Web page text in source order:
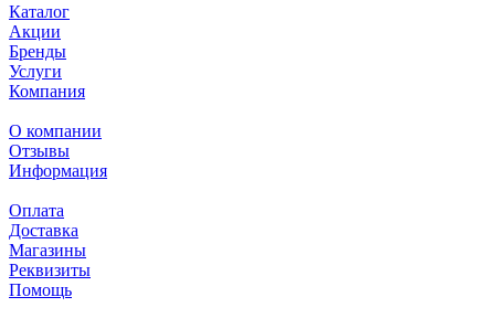
Каталог
Акции
Бренды
Услуги
Компания
О компании
Отзывы
Информация
Оплата
Доставка
Магазины
Реквизиты
Помощь